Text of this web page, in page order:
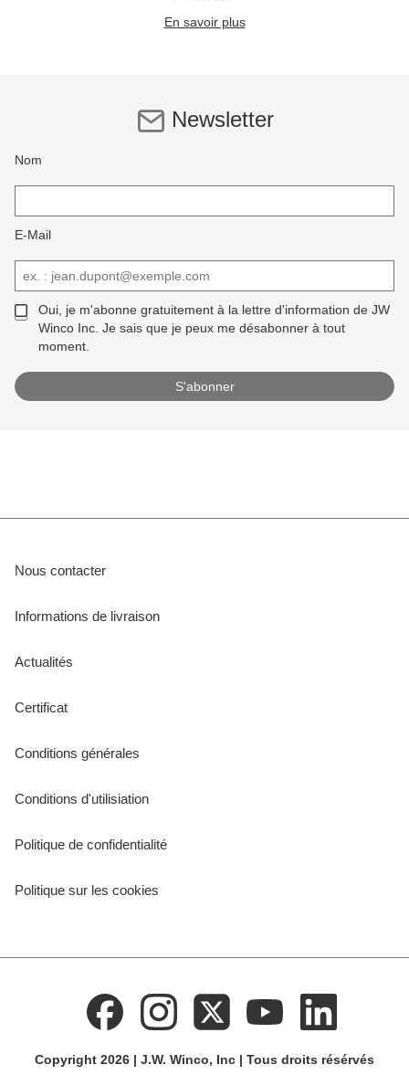
En savoir plus
Newsletter
Nom
E-Mail
Oui, je m'abonne gratuitement à la lettre d'information de JW
Winco Inc. Je sais que je peux me désabonner à tout
moment.
Nous contacter
Informations de livraison
Actualités
Certificat
Conditions générales
Conditions d'utilisiation
Politique de confidentialité
Politique sur les cookies
Copyright 2026 | J.W. Winco, Inc | Tous droits résérvés